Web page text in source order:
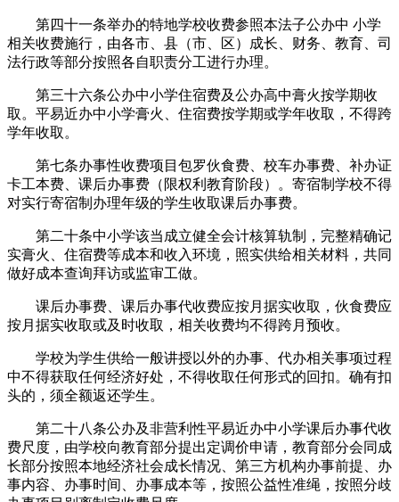
第四十一条举办的特地学校收费参照本法子公办中 小学
相关收费施行，由各市、县（市、区）成长、财务、教育、司
法行政等部分按照各自职责分工进行办理。
第三十六条公办中小学住宿费及公办高中膏火按学期收
取。平易近办中小学膏火、住宿费按学期或学年收取，不得跨
学年收取。
第七条办事性收费项目包罗伙食费、校车办事费、补办证
卡工本费、课后办事费（限权利教育阶段）。寄宿制学校不得
对实行寄宿制办理年级的学生收取课后办事费。
第二十条中小学该当成立健全会计核算轨制，完整精确记
实膏火、住宿费等成本和收入环境，照实供给相关材料，共同
做好成本查询拜访或监审工做。
课后办事费、课后办事代收费应按月据实收取，伙食费应
按月据实收取或及时收取，相关收费均不得跨月预收。
学校为学生供给一般讲授以外的办事、代办相关事项过程
中不得获取任何经济好处，不得收取任何形式的回扣。确有扣
头的，须全额返还学生。
第二十八条公办及非营利性平易近办中小学课后办事代收
费尺度，由学校向教育部分提出定调价申请，教育部分会同成
长部分按照本地经济社会成长情况、第三方机构办事前提、办
事内容、办事时间、办事成本等，按照公益性准绳，按照分歧